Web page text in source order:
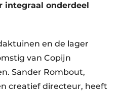
integraal onderdeel
en de lager
van Copijn
Sander Rombout,
creatief directeur, heeft